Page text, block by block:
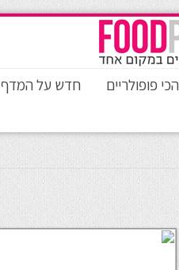
הכי פופולריים חדש על המדף